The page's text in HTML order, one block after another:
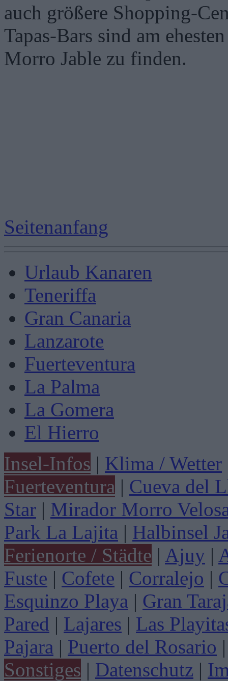
auch größere Shopping-
Tapas-Bars sind am
Morro Jable zu finden.
Seitenanfang
Urlaub Kanaren
Teneriffa
Gran Canaria
Lanzarote
Fuerteventura
La Palma
La Gomera
El Hierro
Insel-Infos | Klima / Wetter
Fuerteventura | Cueva del
Star | Mirador Morro
Park La Lajita | Halbinsel
Ferienorte / Städte | Ajuy |
Fuste | Cofete | Corralejo |
Esquinzo Playa | Gran
Pared | Lajares | Las
Pajara | Puerto del Rosario |
Sonstiges | Datenschutz |